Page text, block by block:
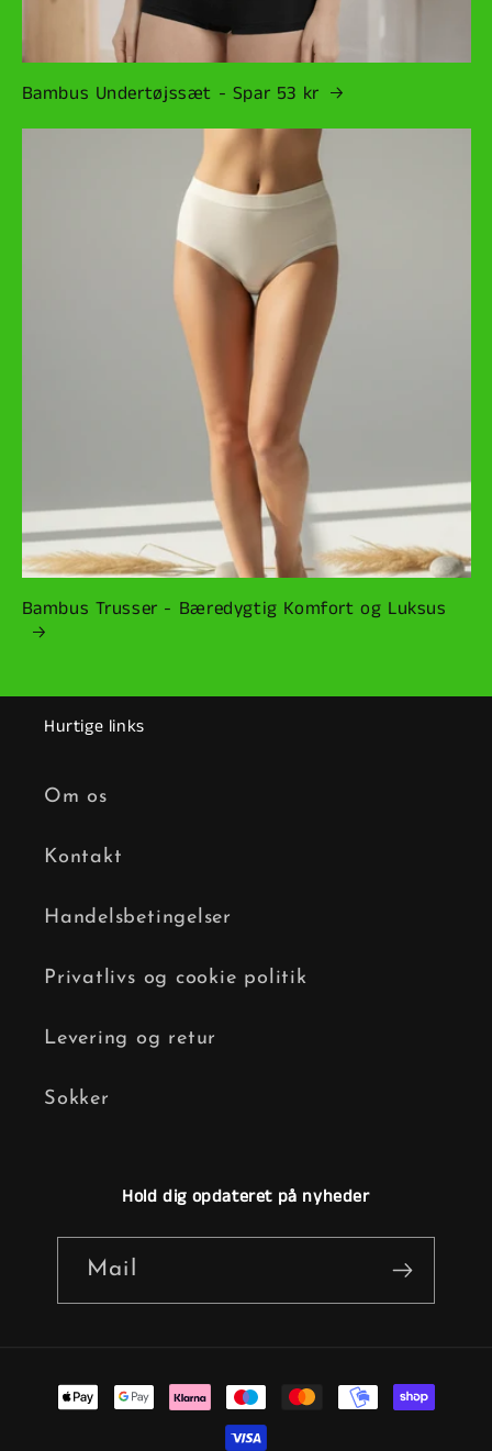
Bambus Undertøjssæt - Spar 53 kr
Bambus Trusser - Bæredygtig Komfort og Luksus
Hurtige links
Om os
Kontakt
Handelsbetingelser
Privatlivs og cookie politik
Levering og retur
Sokker
Hold dig opdateret på nyheder
Mail
Betalingsmetoder